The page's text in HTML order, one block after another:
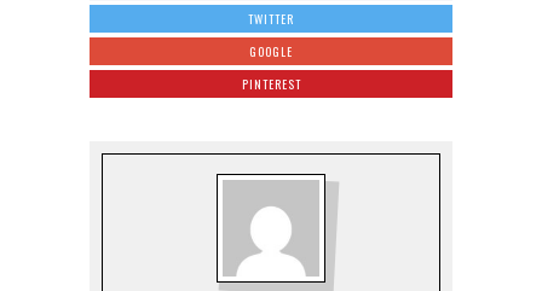
TWITTER
GOOGLE
PINTEREST